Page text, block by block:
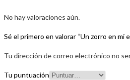
No hay valoraciones aún.
Sé el primero en valorar “Un zorro en mi
Tu dirección de correo electrónico no
Tu puntuación